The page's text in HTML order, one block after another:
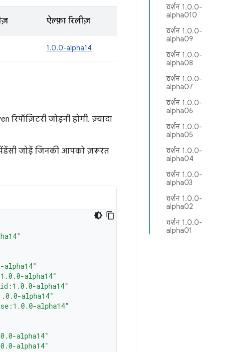
वर्शन 1.0.0-
alpha010
वर्शन 1.0.0-
alpha09
वर्शन 1.0.0-
alpha08
वर्शन 1.0.0-
alpha07
वर्शन 1.0.0-
alpha06
वर्शन 1.0.0-
alpha05
वर्शन 1.0.0-
alpha04
वर्शन 1.0.0-
alpha03
वर्शन 1.0.0-
alpha02
वर्शन 1.0.0-
alpha01
ऐल्फ़ा रिलीज़
1.0.0-alpha14
जोड़नी होगी. ज़्यादा
जोड़ें जिनकी आपको ज़रूरत
alpha14"
alpha14"
alpha14"
alpha14"
alpha14"
alpha14"